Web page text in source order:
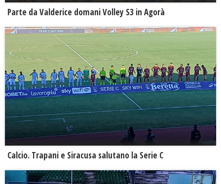
Parte da Valderice domani Volley S3 in Agorà
Calcio. Trapani e Siracusa salutano la Serie C